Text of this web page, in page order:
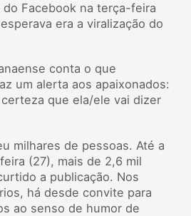
Facebook na terça-feira
era a viralização do
conta o que
um alerta aos apaixonados:
que ela/ele vai dizer
milhares de pessoas. Até a
(27), mais de 2,6 mil
a publicação. Nos
há desde convite para
ao senso de humor de